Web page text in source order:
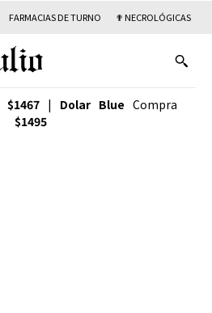
FARMACIAS DE TURNO ✟ NECROLÓGICAS
$1467 | Dolar Blue Compra
$1495